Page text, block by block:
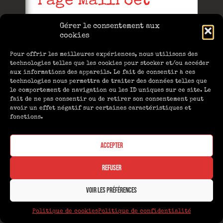
Gérer le consentement aux
cookies
Pour offrir les meilleures expériences, nous utilisons des
technologies telles que les cookies pour stocker et/ou accéder
aux informations des appareils. Le fait de consentir à ces
technologies nous permettra de traiter des données telles que
le comportement de navigation ou les ID uniques sur ce site. Le
fait de ne pas consentir ou de retirer son consentement peut
avoir un effet négatif sur certaines caractéristiques et
fonctions.
Accepter
Refuser
Voir les préférences
Politique de cookiesPolitique de confidentialité
[mailpoet_page]
Tous droits réservés | N° RSC 910 477 611
00016